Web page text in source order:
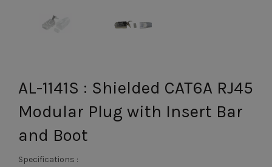
AL-1141S : Shielded CAT6A RJ45
Modular Plug with Insert Bar
and Boot
Specifications :